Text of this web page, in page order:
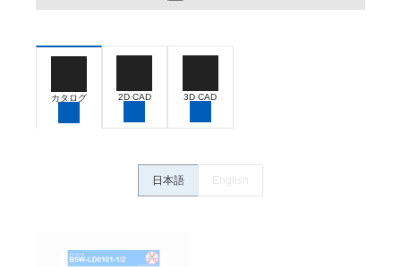
ください。以下の内容をご承諾の上、ご利用ください。
うな用途に使用される場合には、システム全体として
保できるよう設計されていること、および本製品が全
ていることを、必ず事前に確認してください。
ン事例は参考用ですので、ご採用に際しては機器・装
置の機能や安全性をご確認のうえご使用ください。・
ている可能性がありますがご容赦ください。
カタログ 2D CAD 3D CAD
日本語 English